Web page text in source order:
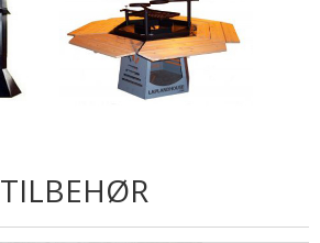
TILBEHØR